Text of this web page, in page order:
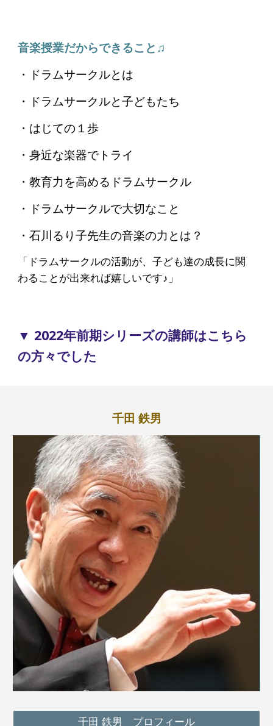
音楽授業だからできること♫
・ ドラムサークルとは
・ ドラムサークルと子どもたち
・ はじての１歩
・身近な楽器でトライ
・教育力を高めるドラムサークル
・ドラムサークルで大切なこと
・石川るり子先生の音楽の力とは？
「 ドラムサークルの活動が、子ども達の成長に関
わることが出来れば嬉しいです♪」
▼ 2022年前期シリーズの講師はこちら
の方々でした
千田 鉄男
千田 鉄男 プロフィール